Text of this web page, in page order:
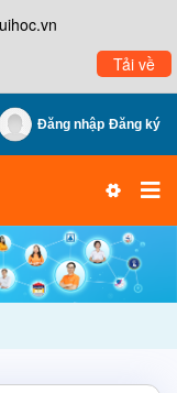
Tải về
Đăng nhập Đăng ký